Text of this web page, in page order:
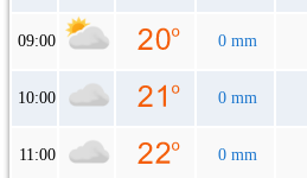
09:00 0 mm
10:00 0 mm
11:00 0 mm